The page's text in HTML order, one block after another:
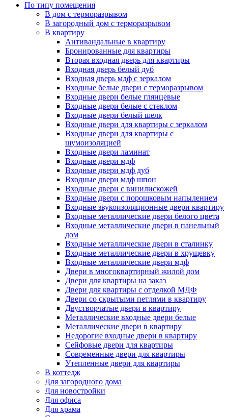
По типу помещения
В дом с терморазрывом
В загородный дом с терморазрывом
В квартиру
Антивандальные в квартиру
Бронированные для квартиры
Вторая входная дверь для квартиры
Входная дверь белый дуб
Входная дверь мдф с зеркалом
Входные белые двери с терморазрывом
Входные двери белые глянцевые
Входные двери белые с стеклом
Входные двери белый шелк
Входные двери для квартиры с зеркалом
Входные двери для квартиры с
шумоизоляцией
Входные двери ламинат
Входные двери мдф
Входные двери мдф дуб
Входные двери мдф шпон
Входные двери с винилискожей
Входные двери с порошковым напылением
Входные звукоизоляционные двери квартиру
Входные металлические двери белого цвета
Входные металлические двери в панельный
дом
Входные металлические двери в сталинку
Входные металлические двери в хрущевку
Входные металлические двери мдф
Двери в многоквартирный жилой дом
Двери для квартиры на заказ
Двери для квартиры с отделкой МДФ
Двери со скрытыми петлями в квартиру
Двустворчатые двери в квартиру
Металлические входные двери белые
Металлические двери в квартиру
Недорогие входные двери в квартиру
Сейфовые двери для квартиры
Современные двери для квартиры
Утепленные двери для квартиры
В коттедж
Для загородного дома
Для новостройки
Для офиса
Для храма